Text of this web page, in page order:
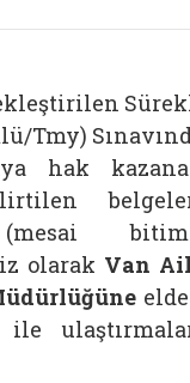
Tmy)
hak
olarak Van